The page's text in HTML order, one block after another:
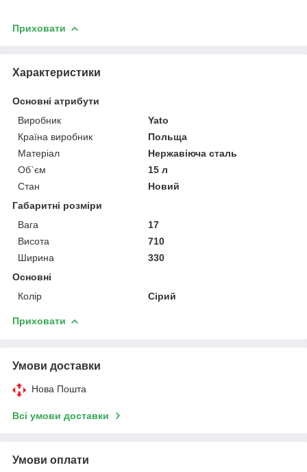
Приховати
Характеристики
Основні атрибути
Виробник
Yato
Країна виробник
Польща
Матеріал
Нержавіюча сталь
Об`єм
15 л
Стан
Новий
Габаритні розміри
Вага
17
Висота
710
Ширина
330
Основні
Колір
Сірий
Приховати
Умови доставки
Нова Пошта
Всі умови доставки
Умови оплати